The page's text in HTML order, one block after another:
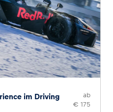
im Driving
ab
€ 175